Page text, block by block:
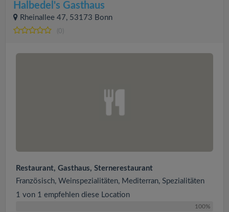
Halbedel's Gasthaus
Rheinallee 47, 53173 Bonn
(0)
Restaurant, Gasthaus, Sternerestaurant
Französisch, Weinspezialitäten, Mediterran, Spezialitäten
1 von 1 empfehlen diese Location
100%